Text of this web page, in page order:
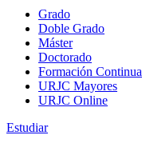
Grado
Doble Grado
Máster
Doctorado
Formación Continua
URJC Mayores
URJC Online
Estudiar